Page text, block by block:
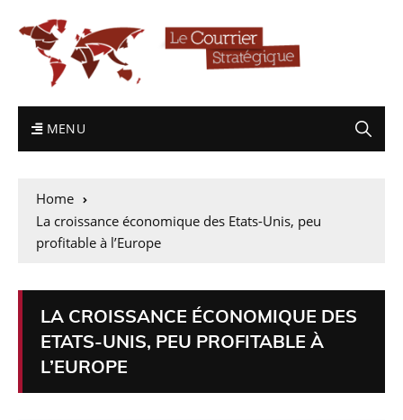
MENU
Home
La croissance économique des Etats-Unis, peu
profitable à l’Europe
LA CROISSANCE ÉCONOMIQUE DES
ETATS-UNIS, PEU PROFITABLE À
L’EUROPE